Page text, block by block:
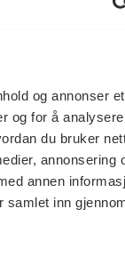
og annonser
og for å
du bruker
annonsering
annen
samlet inn